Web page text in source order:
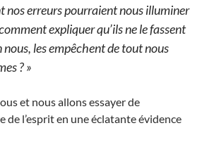
nos erreurs pourraient nous illuminer
expliquer qu’ils ne le fassent
nous, les empêchent de tout nous
? »
et nous allons essayer de
de l’esprit en une éclatante évidence